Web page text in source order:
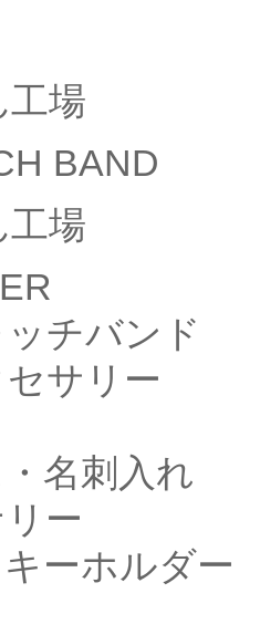
工場
BAND
工場
チバンド
サリー
名刺入れ
ー
ーホルダー